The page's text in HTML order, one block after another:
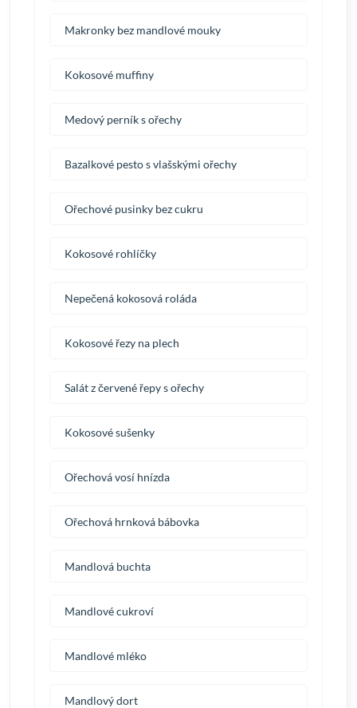
Makronky bez mandlové mouky
Kokosové muffiny
Medový perník s ořechy
Bazalkové pesto s vlašskými ořechy
Ořechové pusinky bez cukru
Kokosové rohlíčky
Nepečená kokosová roláda
Kokosové řezy na plech
Salát z červené řepy s ořechy
Kokosové sušenky
Ořechová vosí hnízda
Ořechová hrnková bábovka
Mandlová buchta
Mandlové cukroví
Mandlové mléko
Mandlový dort